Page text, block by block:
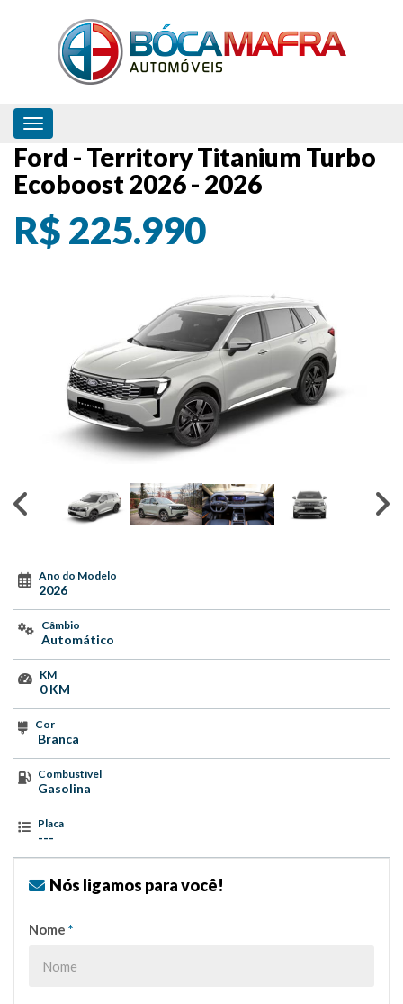
Toggle navigation
Ford - Territory Titanium Turbo
Ecoboost 2026 - 2026
R$ 225.990
Ano do Modelo
2026
Câmbio
Automático
KM
0 KM
Cor
Branca
Combustível
Gasolina
Placa
---
Nós ligamos para você!
Nome *